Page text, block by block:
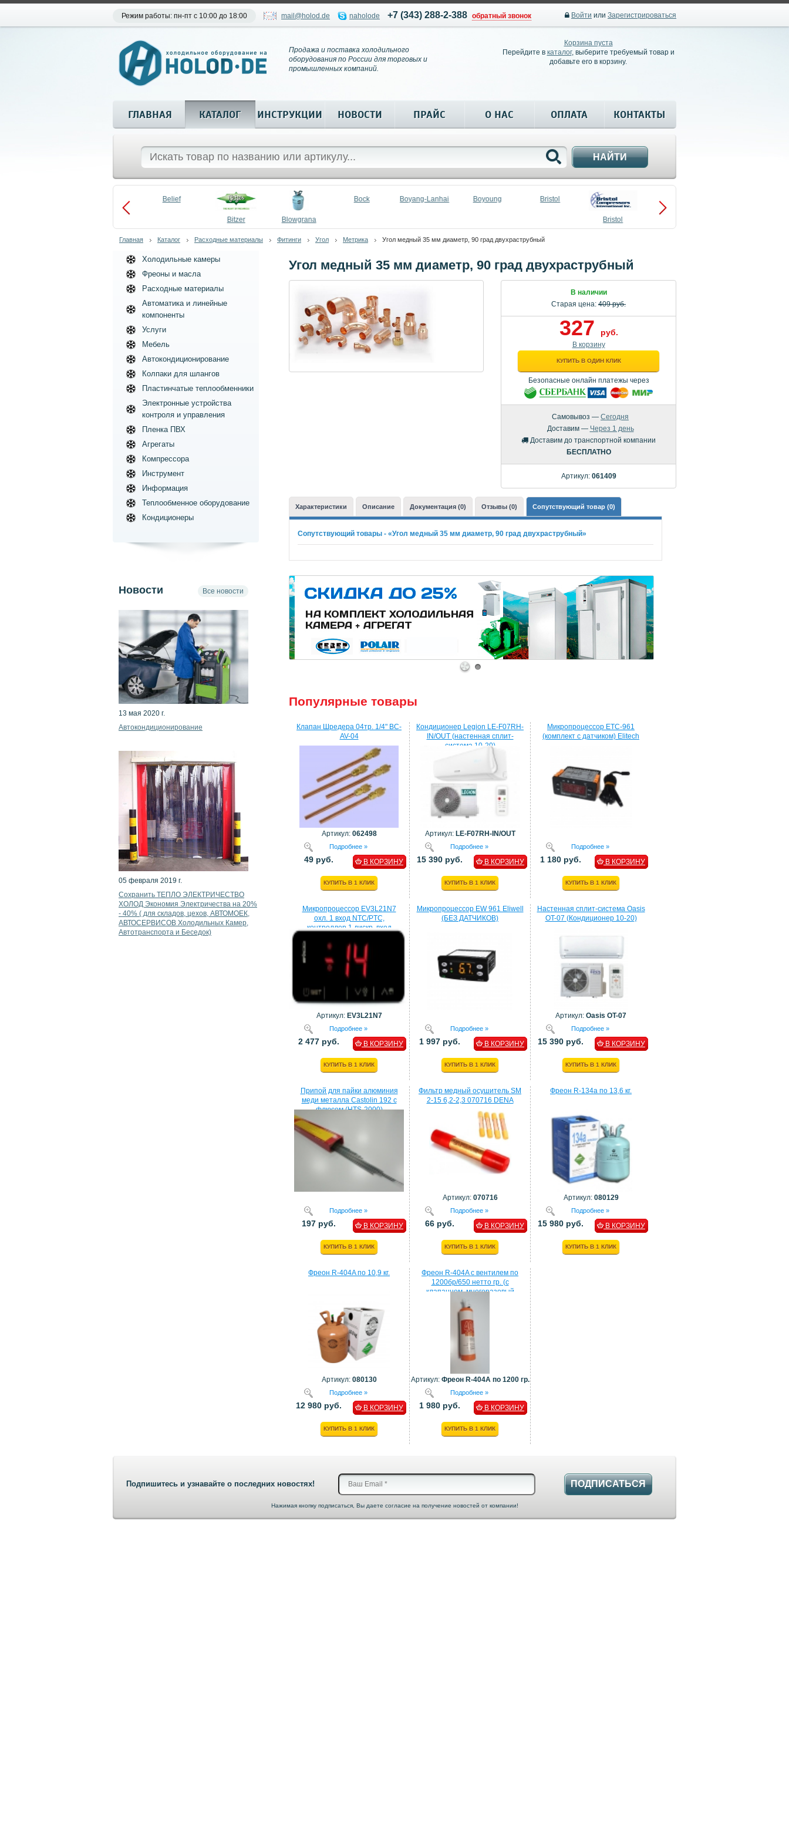
Режим работы: пн-пт с 10:00 до 18:00 mail@holod.de naholode +7 (343) 288-2-388 обратный звонок Войти или Зарегистрироваться
Продажа и поставка холодильного
оборудования по России для торговых и
промышленных компаний.
Корзина пуста
Перейдите в каталог, выберите требуемый товар и
добавьте его в корзину.
ГЛАВНАЯ КАТАЛОГ ИНСТРУКЦИИ НОВОСТИ ПРАЙС О НАС ОПЛАТА КОНТАКТЫ
НАЙТИ
Belief
Bitzer Blowgrana
Bock Boyang-Lanhai Boyoung Bristol
Bristol
Compressors
Главная Каталог Расходные материалы Фитинги Угол Метрика Угол медный 35 мм диаметр, 90 град двухраструбный
Угол медный 35 мм диаметр, 90 град двухраструбный
В наличии
Старая цена: 409 руб.
327 руб.
В корзину
КУПИТЬ В ОДИН КЛИК
Безопасные онлайн платежы через
Самовывоз — Сегодня
Доставим — Через 1 день
Доставим до транспортной компании
БЕСПЛАТНО
Артикул: 061409
Характеристики Описание Документация (0) Отзывы (0) Сопутствующий товар (0)
Сопутствующий товары - «Угол медный 35 мм диаметр, 90 град двухраструбный»
1 2
Популярные товары
Клапан Шредера 04тр. 1/4" BC-
AV-04
Артикул: 062498
Подробнее »
49 руб. В КОРЗИНУ
КУПИТЬ В 1 КЛИК
Кондиционер Legion LE-F07RH-
IN/OUT (настенная сплит-
система 10-20)
Артикул: LE-F07RH-IN/OUT
Подробнее »
15 390 руб. В КОРЗИНУ
КУПИТЬ В 1 КЛИК
Микропроцессор ETC-961
(комплект c датчиком) Elitech
Подробнее »
1 180 руб. В КОРЗИНУ
КУПИТЬ В 1 КЛИК
Микропроцессор EV3L21N7
охл. 1 вход NTC/PTC,
контроллер 1 дискр. вход
Артикул: EV3L21N7
Подробнее »
2 477 руб. В КОРЗИНУ
КУПИТЬ В 1 КЛИК
Микропроцессор EW 961 Eliwell
(БЕЗ ДАТЧИКОВ)
Подробнее »
1 997 руб. В КОРЗИНУ
КУПИТЬ В 1 КЛИК
Настенная сплит-система Oasis
OT-07 (Кондиционер 10-20)
Артикул: Oasis OT-07
Подробнее »
15 390 руб. В КОРЗИНУ
КУПИТЬ В 1 КЛИК
Припой для пайки алюминия
меди металла Castolin 192 с
флюсом (HTS-2000)
Подробнее »
197 руб. В КОРЗИНУ
КУПИТЬ В 1 КЛИК
Фильтр медный осушитель SM
2-15 6,2-2,3 070716 DENA
Артикул: 070716
Подробнее »
66 руб. В КОРЗИНУ
КУПИТЬ В 1 КЛИК
Фреон R-134a по 13,6 кг.
Артикул: 080129
Подробнее »
15 980 руб. В КОРЗИНУ
КУПИТЬ В 1 КЛИК
Фреон R-404A по 10,9 кг.
Артикул: 080130
Подробнее »
12 980 руб. В КОРЗИНУ
КУПИТЬ В 1 КЛИК
Фреон R-404A с вентилем по
1200бр/650 нетто гр. (с
клапанном, многоразовый
балон)
Артикул: Фреон R-404A по 1200 гр.
Подробнее »
1 980 руб. В КОРЗИНУ
КУПИТЬ В 1 КЛИК
Холодильные камеры
Фреоны и масла
Расходные материалы
Автоматика и линейные
компоненты
Услуги
Мебель
Автокондиционирование
Колпаки для шлангов
Пластинчатые теплообменники
Электронные устройства
контроля и управления
Пленка ПВХ
Агрегаты
Компрессора
Инструмент
Информация
Теплообменное оборудование
Кондиционеры
Новости Все новости
13 мая 2020 г.
Автокондиционирование
05 февраля 2019 г.
Сохранить ТЕПЛО ЭЛЕКТРИЧЕСТВО
ХОЛОД Экономия Электричества на 20%
- 40% ( для складов, цехов, АВТОМОЕК,
АВТОСЕРВИСОВ Холодильных Камер,
Автотранспорта и Беседок)
Подпишитесь и узнавайте о последних новостях! ПОДПИСАТЬСЯ
Нажимая кнопку подписаться, Вы даете согласие на получение новостей от компании!